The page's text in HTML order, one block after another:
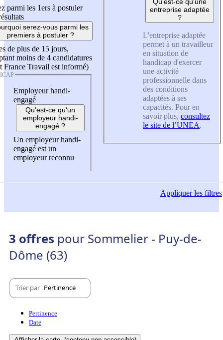
parmi les 1ers à postuler
serez-vous parmi les
premiers à postuler ?
de plus de 15 jours,
moins de 4 candidatures
France Travail est informé)
Employeur handi-
engagé
Qu'est-ce qu'un
employeur handi-
engagé ?
Un employeur handi-
engagé est un
employeur reconnu
entreprise adaptée
?
L'entreprise adaptée
permet à un travailleur
en situation de
handicap d'exercer
une activité
professionnelle dans
des conditions
adaptées à ses
capacités. Pour en
savoir plus, consultez
le site de l’UNEA.
Appliquerles filtres
3 offres pour Sommelier - Puy-de-
Dôme (63)
Trier par Pertinence
Pertinence
Date